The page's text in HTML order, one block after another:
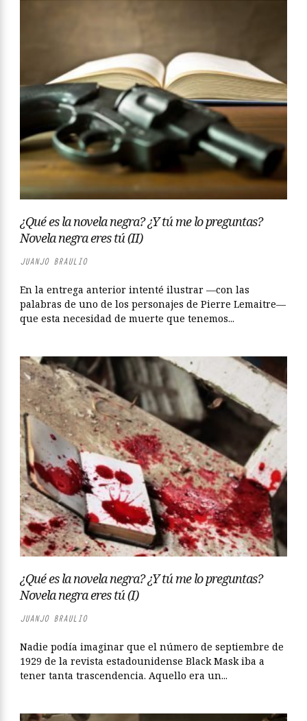
¿Qué es la novela negra? ¿Y tú me lo preguntas?
Novela negra eres tú (II)
JUANJO BRAULIO
En la entrega anterior intenté ilustrar —con las
palabras de uno de los personajes de Pierre Lemaitre—
que esta necesidad de muerte que tenemos...
¿Qué es la novela negra? ¿Y tú me lo preguntas?
Novela negra eres tú (I)
JUANJO BRAULIO
Nadie podía imaginar que el número de septiembre de
1929 de la revista estadounidense Black Mask iba a
tener tanta trascendencia. Aquello era un...